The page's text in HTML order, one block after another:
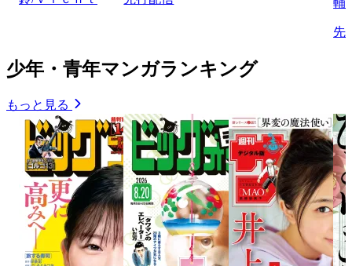
輔
先
少年・青年マンガランキング
もっと見る